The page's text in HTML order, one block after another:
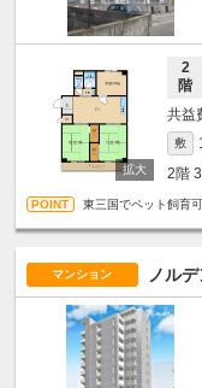
2
階
敷
2階
東三国でペット飼育
マンション ノル